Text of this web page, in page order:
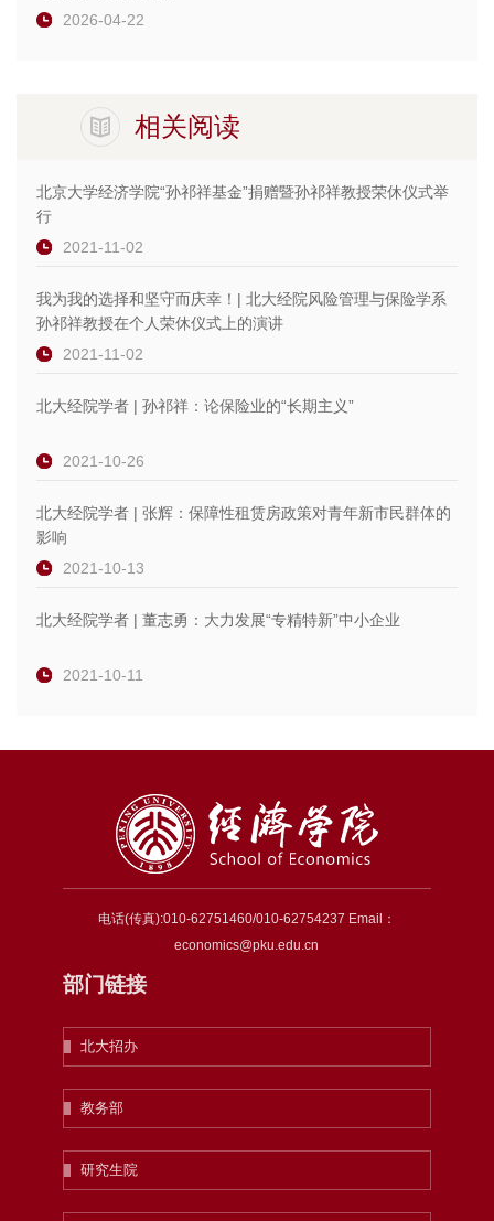
2026-04-22
相关阅读
北京大学经济学院“孙祁祥基金”捐赠暨孙祁祥教授荣休仪式举
行
2021-11-02
我为我的选择和坚守而庆幸！| 北大经院风险管理与保险学系
孙祁祥教授在个人荣休仪式上的演讲
2021-11-02
北大经院学者 | 孙祁祥：论保险业的“长期主义”
2021-10-26
北大经院学者 | 张辉：保障性租赁房政策对青年新市民群体的
影响
2021-10-13
北大经院学者 | 董志勇：大力发展“专精特新”中小企业
2021-10-11
电话(传真):010-62751460/010-62754237 Email：
economics@pku.edu.cn
部门链接
北大招办
教务部
研究生院